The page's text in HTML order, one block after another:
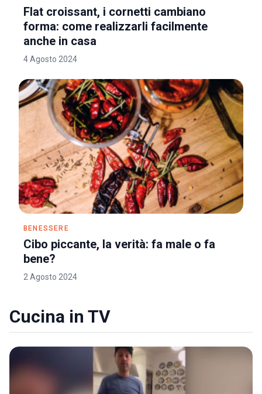
Flat croissant, i cornetti cambiano
forma: come realizzarli facilmente
anche in casa
4 Agosto 2024
BENESSERE
Cibo piccante, la verità: fa male o fa
bene?
2 Agosto 2024
Cucina in TV